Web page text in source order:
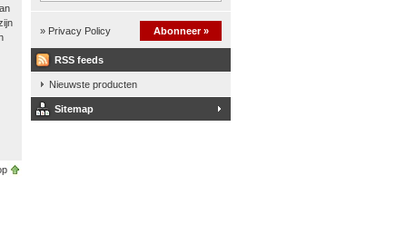
» Privacy Policy Abonneer »
RSS feeds
Nieuwste producten
Sitemap